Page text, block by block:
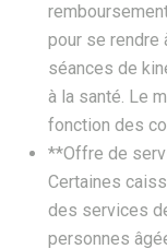
pour se rendre
séances de
à la santé. Le
fonction des
**Offre de
Certaines
des services
personnes